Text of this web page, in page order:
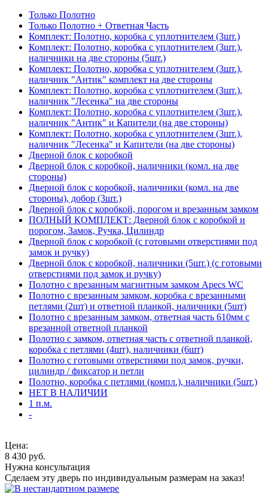
Только Полотно
Только Полотно + Ответная Часть
Комплект: Полотно, коробка с уплотнителем (3шт.)
Комплект: Полотно, коробка с уплотнителем (3шт.),
наличники на две стороны (5шт.)
Комплект: Полотно, коробка с уплотнителем (3шт.),
наличник "Антик" комплект на две стороны
Комплект: Полотно, коробка с уплотнителем (3шт.),
наличник "Лесенка" на две стороны
Комплект: Полотно, коробка с уплотнителем (3шт.),
наличник "Антик" и Капители (на две стороны)
Комплект: Полотно, коробка с уплотнителем (3шт.),
наличник "Лесенка" и Капители (на две стороны)
Дверной блок с коробкой
Дверной блок с коробкой, наличники (комл. на две
стороны)
Дверной блок с коробкой, наличники (комл. на две
стороны), добор (3шт.)
Дверной блок с коробкой, порогом и врезанным замком
ПОЛНЫЙ КОМПЛЕКТ: Дверной блок с коробкой и
порогом, Замок, Ручка, Цилиндр
Дверной блок с коробкой (с готовыми отверстиями под
замок и ручку)
Дверной блок с коробкой, наличники (5шт.) (с готовыми
отверстиями под замок и ручку)
Полотно с врезанным магнитным замком Apecs WC
Полотно с врезанным замком, коробка с врезанными
петлями (2шт) и ответной планкой, наличники (5шт)
Полотно с врезанным замком, ответная часть 610мм с
врезанной ответной планкой
Полотно с замком, ответная часть с ответной планкой,
коробка с петлями (4шт), наличники (6шт)
Полотно с готовыми отверстиями под замок, ручки,
цилиндр / фиксатор и петли
Полотно, коробка с петлями (компл.), наличники (5шт.)
НЕТ В НАЛИЧИИ
1 п.м.
-
Цена:
8 430 руб.
Нужна консультация
Сделаем эту дверь по индивидуальным размерам на заказ!